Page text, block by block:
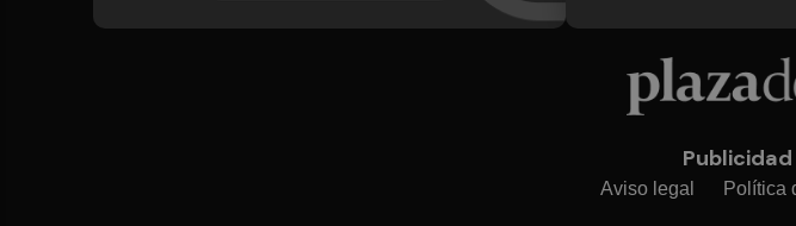
Publicidad
Aviso legal Política